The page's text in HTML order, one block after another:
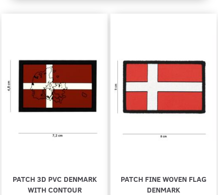
PATCH 3D PVC DENMARK
WITH CONTOUR
PATCH FINE WOVEN FLAG
DENMARK